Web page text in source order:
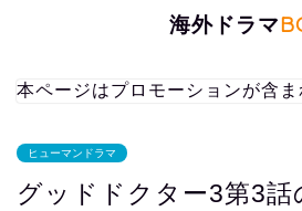
海外ドラマ
本ページはプロモーションが含ま
ヒューマンドラマ
グッドドクター3第3話